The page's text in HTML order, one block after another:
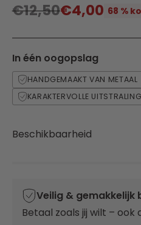
Normale
prijs
€12,50€4,00 68 %
In één oogopslag
HANDGEMAAKT VAN METAAL
KARAKTERVOLLE UITSTRALING
Beschikbaarheid
Veilig & gemakkelijk
Betaal zoals jij wilt – ook